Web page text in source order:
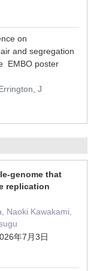
on
and segregation
EMBO poster
J
genome that
replication
Naoki Kawakami,
年7月3日